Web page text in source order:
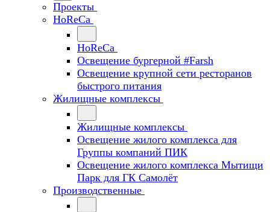
Проекты
HoReCa
HoReCa
Освещение бургерной #Farsh
Освещение крупной сети ресторанов
быстрого питания
Жилищные комплексы
Жилищные комплексы
Освещение жилого комплекса для
Группы компаний ПИК
Освещение жилого комплекса Мытищи
Парк для ГК Самолёт
Производственные